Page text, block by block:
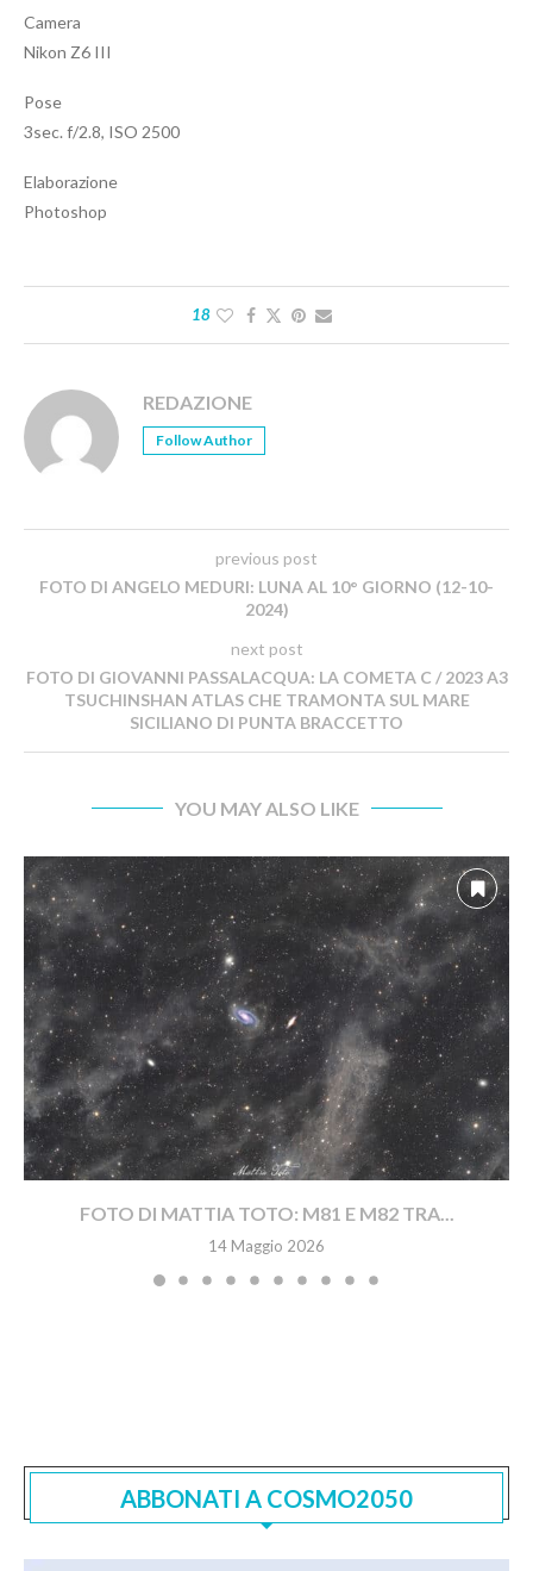
Camera
Nikon Z6 III
Pose
3sec. f/2.8, ISO 2500
Elaborazione
Photoshop
18
REDAZIONE
Follow Author
previous post
FOTO DI ANGELO MEDURI: LUNA AL 10° GIORNO (12-10-
2024)
next post
FOTO DI GIOVANNI PASSALACQUA: LA COMETA C / 2023 A3
TSUCHINSHAN ATLAS CHE TRAMONTA SUL MARE
SICILIANO DI PUNTA BRACCETTO
YOU MAY ALSO LIKE
FOTO DI MATTIA TOTO: M81 E M82 TRA...
14 Maggio 2026
ABBONATI A COSMO2050